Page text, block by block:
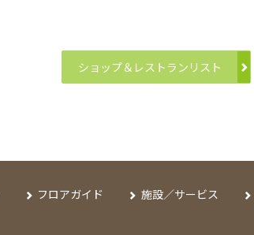
ショップ＆レストランリスト
フロアガイド 施設／サービス